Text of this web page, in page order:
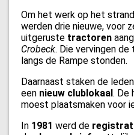
Om het werk op het
werden drie nieuwe, voor
uitgeruste tractoren
Crobeck. Die vervingen
langs de Rampe stonden.
Daarnaast staken de
een nieuw clublokaal. De
moest plaatsmaken voor
In 1981 werd de